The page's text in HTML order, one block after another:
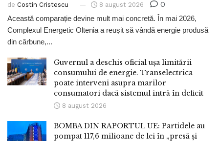
de Costin Cristescu 8 august 2026 0
Această comparație devine mult mai concretă. În mai 2026,
Complexul Energetic Oltenia a reușit să vândă energie produsă
din cărbune,...
Guvernul a deschis oficial ușa limitării
consumului de energie. Transelectrica
poate interveni asupra marilor
consumatori dacă sistemul intră în deficit
8 august 2026
BOMBA DIN RAPORTUL UE: Partidele au
pompat 117,6 milioane de lei în „presă și